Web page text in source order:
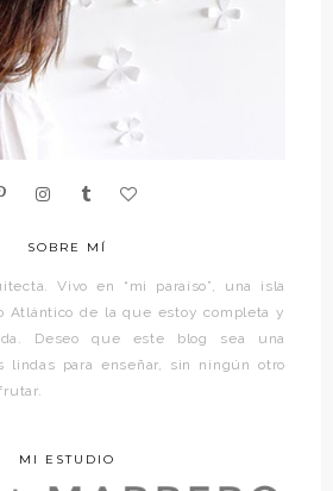
SOBRE MÍ
Vivo en “mi paraíso”, una isla
Atlántico de la que estoy completa y
Deseo que este blog sea una
lindas para enseñar, sin ningún otro
MI ESTUDIO